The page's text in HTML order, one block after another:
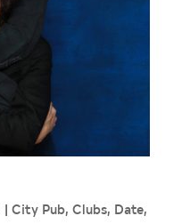
| City Pub, Clubs, Date,